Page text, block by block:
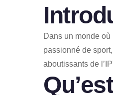
Dans un monde
passionné de
aboutissants de